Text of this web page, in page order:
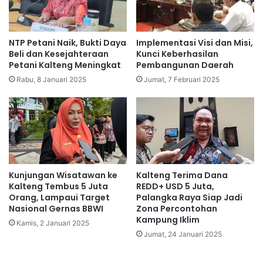
NTP Petani Naik, Bukti Daya
Beli dan Kesejahteraan
Petani Kalteng Meningkat
Rabu, 8 Januari 2025
Implementasi Visi dan Misi,
Kunci Keberhasilan
Pembangunan Daerah
Jumat, 7 Februari 2025
Kunjungan Wisatawan ke
Kalteng Tembus 5 Juta
Orang, Lampaui Target
Nasional Gernas BBWI
Kamis, 2 Januari 2025
Kalteng Terima Dana
REDD+ USD 5 Juta,
Palangka Raya Siap Jadi
Zona Percontohan
Kampung Iklim
Jumat, 24 Januari 2025